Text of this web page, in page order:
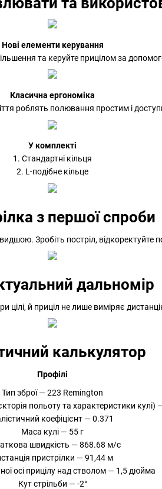
Нові елементи керування
та керуйте прицілом за
Класична ергономіка
роблять полювання простим і
У комплекті
1. Стандартні кільця
2. L-подібне кільце
з першої спроби
Зробіть постріл, відкоректуйте
дальномір
цілі, й приціл не лише виміряє
калькулятор
Профілі
Тип зброї — 223 Remington
польоту та характеристики кулі)
коефіцієнт — 0.371
Маса кулі — 55 г
швидкість — 868.68 м/с
пристрілки — 91,44 м
осі прицілу над стволом — 1,5 дюйма
Кут стрільби — -2°